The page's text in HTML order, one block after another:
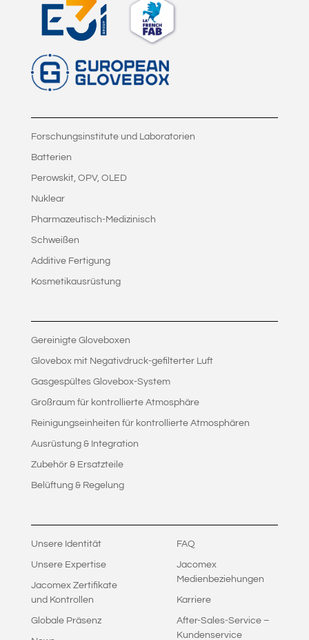
Forschungsinstitute und Laboratorien
Batterien
Perowskit, OPV, OLED
Nuklear
Pharmazeutisch-Medizinisch
Schweißen
Additive Fertigung
Kosmetikausrüstung
Gereinigte Gloveboxen
Glovebox mit Negativdruck-gefilterter Luft
Gasgespültes Glovebox-System
Großraum für kontrollierte Atmosphäre
Reinigungseinheiten für kontrollierte Atmosphären
Ausrüstung & Integration
Zubehör & Ersatzteile
Belüftung & Regelung
Unsere Identität
Unsere Expertise
Jacomex Zertifikate
und Kontrollen
Globale Präsenz
FAQ
Jacomex
Medienbeziehungen
Karriere
After-Sales-Service –
Kundenservice